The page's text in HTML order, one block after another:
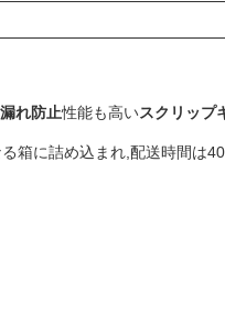
漏れ防止性能も高いスクリップ
に詰め込まれ,配送時間は